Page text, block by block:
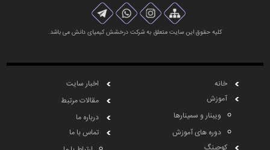
کلیه حقوق این سایت متعلق به شرکت درخشش کیمیای دانش می باشد.
خانه
آموزش
ویبنار و سمینارها
دوره های آموزش
کوچینگ
اخبار سایت
مقالات مرتبط
درباره ما
تماس با ما